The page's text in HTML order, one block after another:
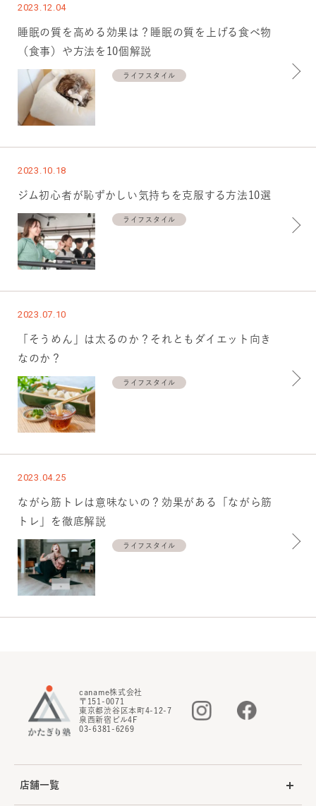
2023.12.04
睡眠の質を高める効果は？睡眠の質を上げる食べ物
（食事）や方法を10個解説
ライフスタイル
2023.10.18
ジム初心者が恥ずかしい気持ちを克服する方法10選
ライフスタイル
2023.07.10
「そうめん」は太るのか？それともダイエット向き
なのか？
ライフスタイル
2023.04.25
ながら筋トレは意味ないの？効果がある「ながら筋
トレ」を徹底解説
ライフスタイル
caname株式会社
〒151-0071
東京都渋谷区本町4-12-7
泉西新宿ビル4F
03-6381-6269
店舗一覧